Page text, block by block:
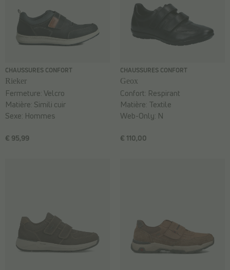
CHAUSSURES CONFORT
Rieker
€ 95,99
Fermeture:Velcro
Matière: Simili cuir
Sexe: Hommes
CHAUSSURES CONFORT
Geox
€ 110,00
Confort: Respirant
Matière: Textile
Web-Only: N